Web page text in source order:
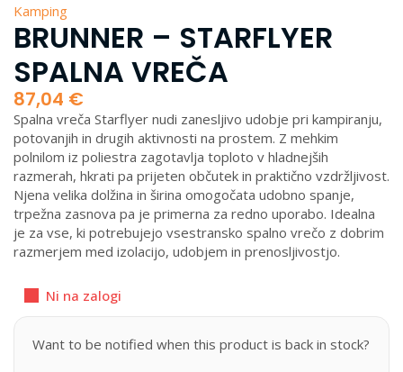
Kamping
BRUNNER – STARFLYER
SPALNA VREČA
87,04 €
Spalna vreča Starflyer nudi zanesljivo udobje pri kampiranju,
potovanjih in drugih aktivnosti na prostem. Z mehkim
polnilom iz poliestra zagotavlja toploto v hladnejših
razmerah, hkrati pa prijeten občutek in praktično vzdržljivost.
Njena velika dolžina in širina omogočata udobno spanje,
trpežna zasnova pa je primerna za redno uporabo. Idealna
je za vse, ki potrebujejo vsestransko spalno vrečo z dobrim
razmerjem med izolacijo, udobjem in prenosljivostjo.
Ni na zalogi
Want to be notified when this product is back in stock?